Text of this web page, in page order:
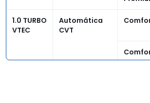
1.0 TURBO
VTEC
Automática
CVT